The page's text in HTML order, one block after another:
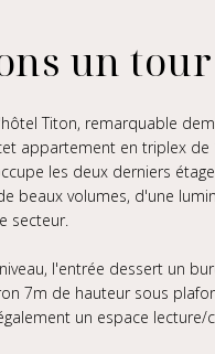
un tour
Titon, remarquable
appartement en triplex de
les deux derniers
beaux volumes, d'une
secteur.
l'entrée dessert un
7m de hauteur sous
un espace lecture/